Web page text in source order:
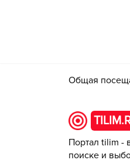
Общая
Портал tilim -
поиске и